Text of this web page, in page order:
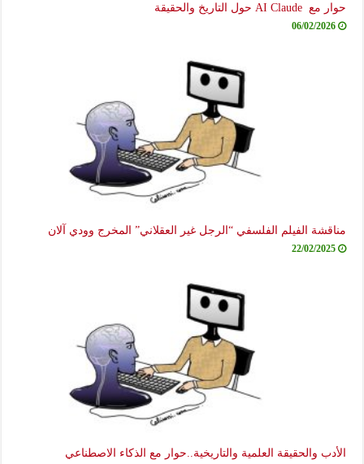
حوار مع AI Claude حول التاريخ والحقيقة
06/02/2026
مناقشة الفيلم الفلسفي “الرجل غير العقلاني” المخرج وودي آلان
22/02/2025
الأدب والحقيقة العلمية والتاريخية..حوار مع الذكاء الاصطناعي